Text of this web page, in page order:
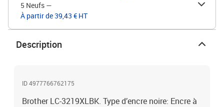
5 Neufs —
À partir de 39,43 € HT
Description
ID 4977766762175
Brother LC-3219XLBK. Type d’encre noire: Encre à